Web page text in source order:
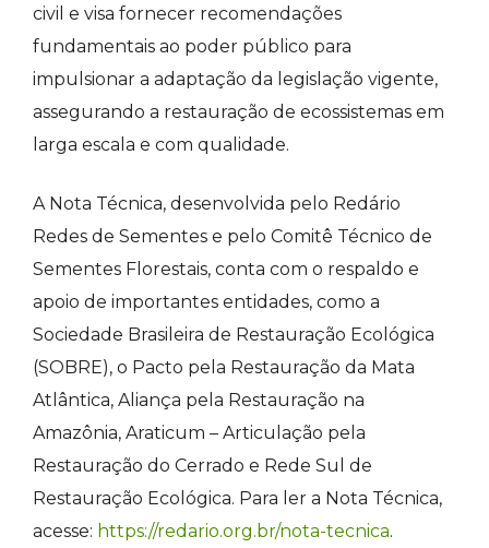
civil e visa fornecer recomendações
fundamentais ao poder público para
impulsionar a adaptação da legislação vigente,
assegurando a restauração de ecossistemas em
larga escala e com qualidade.
A Nota Técnica, desenvolvida pelo Redário
Redes de Sementes e pelo Comitê Técnico de
Sementes Florestais, conta com o respaldo e
apoio de importantes entidades, como a
Sociedade Brasileira de Restauração Ecológica
(SOBRE), o Pacto pela Restauração da Mata
Atlântica, Aliança pela Restauração na
Amazônia, Araticum – Articulação pela
Restauração do Cerrado e Rede Sul de
Restauração Ecológica. Para ler a Nota Técnica,
acesse: https://redario.org.br/nota-tecnica.